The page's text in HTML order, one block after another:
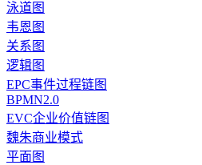
泳道图
韦恩图
关系图
逻辑图
EPC事件过程链图
BPMN2.0
EVC企业价值链图
魏朱商业模式
平面图